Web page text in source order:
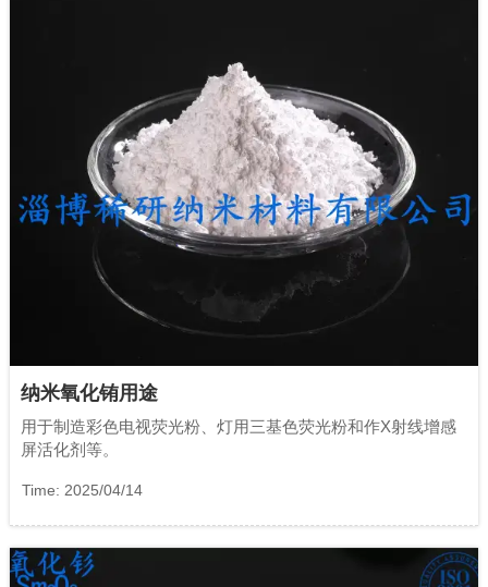
纳米氧化铕用途
用于制造彩色电视荧光粉、灯用三基色荧光粉和作X射线增感
屏活化剂等。
Time: 2025/04/14